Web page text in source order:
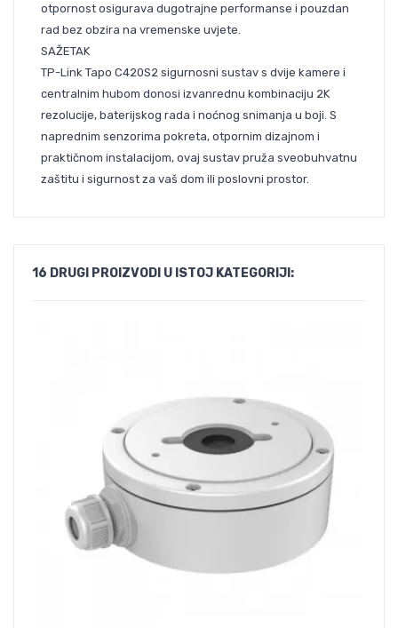
otpornost osigurava dugotrajne performanse i pouzdan
rad bez obzira na vremenske uvjete.
SAŽETAK
TP-Link Tapo C420S2 sigurnosni sustav s dvije kamere i
centralnim hubom donosi izvanrednu kombinaciju 2K
rezolucije, baterijskog rada i noćnog snimanja u boji. S
naprednim senzorima pokreta, otpornim dizajnom i
praktičnom instalacijom, ovaj sustav pruža sveobuhvatnu
zaštitu i sigurnost za vaš dom ili poslovni prostor.
16 DRUGI PROIZVODI U ISTOJ KATEGORIJI: